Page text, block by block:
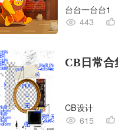
台台一台台1
443
CB日常
CB设计
615